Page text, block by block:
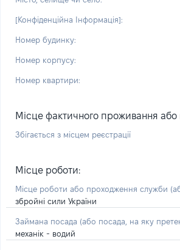
[Конфіденційна Інформація]:
Номер будинку:
Номер корпусу:
Номер квартири:
Місце фактичного проживання або
Збігається з місцем реєстрації
Місце роботи:
Місце роботи або проходження служби
збройні сили України
Займана посада (або посада, на яку
механік - водий